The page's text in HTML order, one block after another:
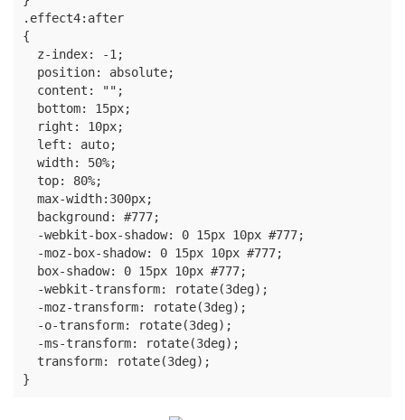
.effect4:after
{
  z-index: -1;
  position: absolute;
  content: "";
  bottom: 15px;
  right: 10px;
  left: auto;
  width: 50%;
  top: 80%;
  max-width:300px;
  background: #777;
  -webkit-box-shadow: 0 15px 10px #777;
  -moz-box-shadow: 0 15px 10px #777;
  box-shadow: 0 15px 10px #777;
  -webkit-transform: rotate(3deg);
  -moz-transform: rotate(3deg);
  -o-transform: rotate(3deg);
  -ms-transform: rotate(3deg);
  transform: rotate(3deg);
}